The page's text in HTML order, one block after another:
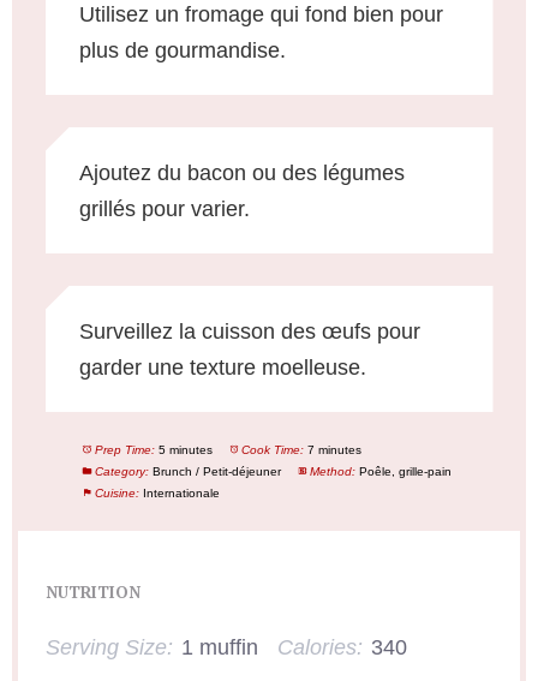
Utilisez un fromage qui fond bien pour
plus de gourmandise.
Ajoutez du bacon ou des légumes
grillés pour varier.
Surveillez la cuisson des œufs pour
garder une texture moelleuse.
Prep Time: 5 minutes Cook Time: 7 minutes
Category: Brunch / Petit-déjeuner Method: Poêle, grille-pain
Cuisine: Internationale
NUTRITION
Serving Size: 1 muffin Calories: 340